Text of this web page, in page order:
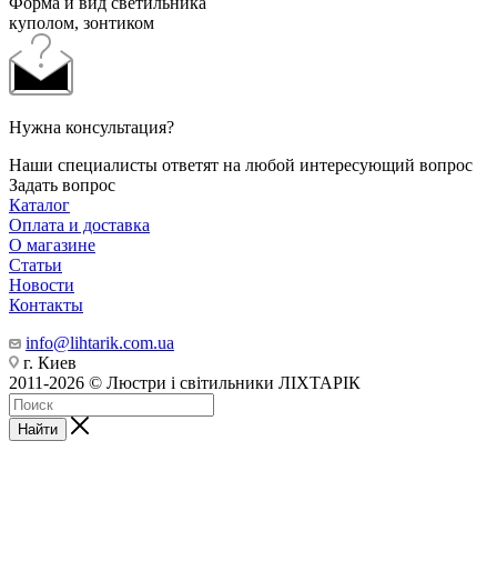
куполом, зонтиком
Нужна консультация?
Наши специалисты ответят на любой интересующий вопрос
Задать вопрос
Каталог
Оплата и доставка
О магазине
Статьи
Новости
Контакты
info@lihtarik.com.ua
г. Киев
2011-2026 © Люстри і світильники ЛІХТАРІК
Найти